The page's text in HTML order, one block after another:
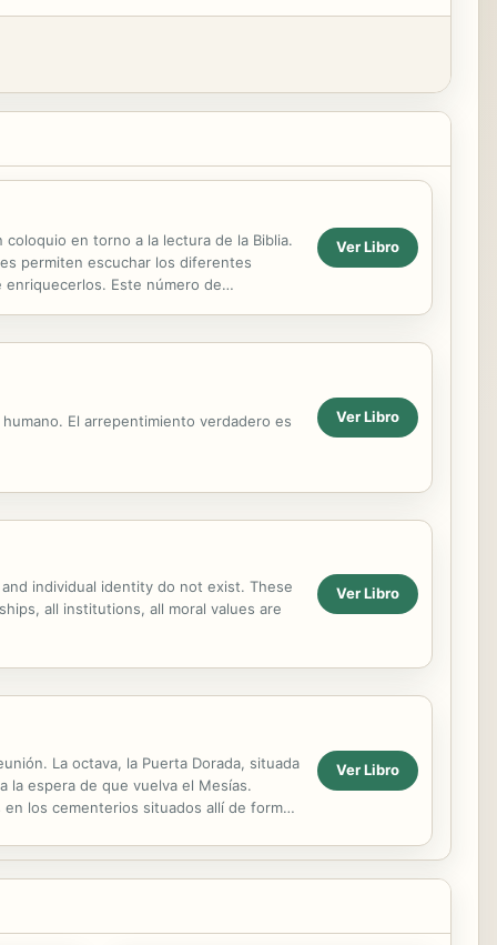
en torno a la lectura de la Biblia.
permiten escuchar los diferentes
Este número de
Ver Libro
El arrepentimiento verdadero es Ver Libro
individual identity do not exist. These
all institutions, all moral values are
Ver Libro
La octava, la Puerta Dorada, situada
la espera de que vuelva el Mesías.
los cementerios situados allí de forma
Ver Libro